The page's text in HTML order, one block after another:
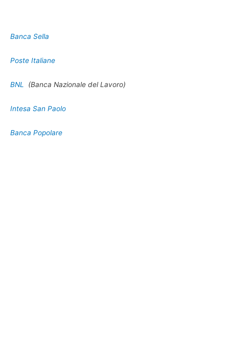
Banca Sella
Poste Italiane
BNL (Banca Nazionale del Lavoro)
Intesa San Paolo
Banca Popolare